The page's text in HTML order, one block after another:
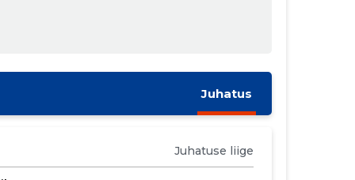
Juhatus
Juhatuse liige